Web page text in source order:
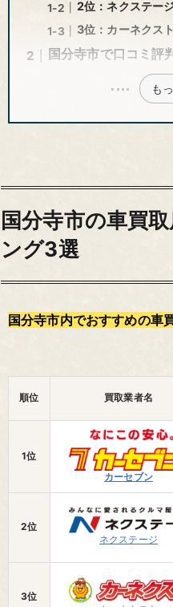
2位：ネクステー
3位：カーネクスト
国分寺市で口コミ評
も
国分寺市の車買
ング3選
国分寺市内でおすすめの車
順位 買取業者名
1位
カーセブン
2位
ネクステージ
3位